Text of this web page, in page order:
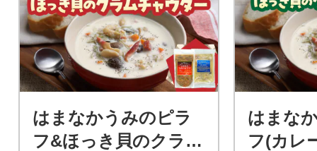
はまなかうみのピラ
フ&ほっき貝のクラム
はまな
フ(カレ